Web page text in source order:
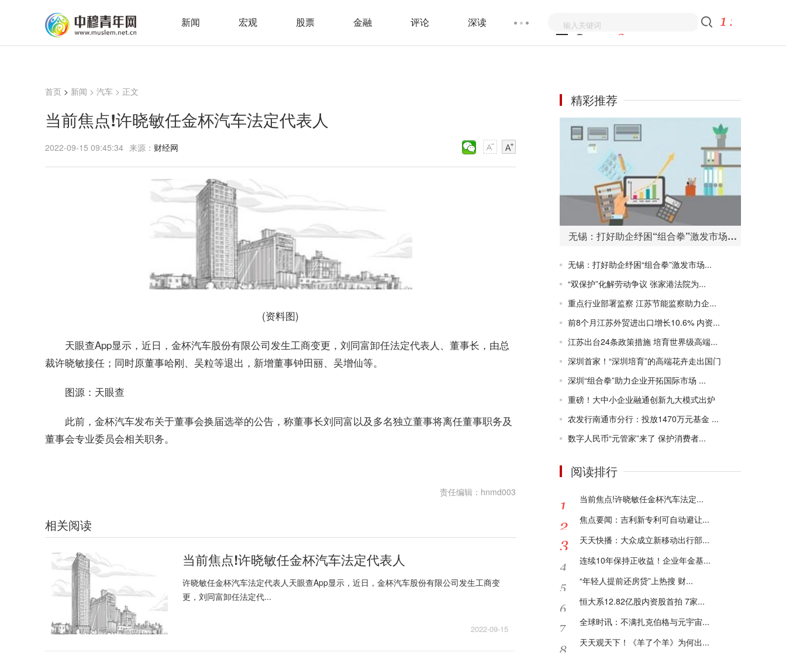
新闻 宏观 股票 金融 评论 深读
首页 > 新闻 > 汽车 > 正文
当前焦点!许晓敏任金杯汽车法定代表人
2022-09-15 09:45:34 来源： 财经网
(资料图)
天眼查App显示，近日，金杯汽车股份有限公司发生工商变更，刘同富卸任法定代表人、董事长，由总
裁许晓敏接任；同时原董事哈刚、吴粒等退出，新增董事钟田丽、吴增仙等。
图源：天眼查
此前，金杯汽车发布关于董事会换届选举的公告，称董事长刘同富以及多名独立董事将离任董事职务及
董事会专业委员会相关职务。
责任编辑：hnmd003
相关阅读
当前焦点!许晓敏任金杯汽车法定代表人
许晓敏任金杯汽车法定代表人天眼查App显示，近日，金杯汽车股份有限公司发生工商变
更，刘同富卸任法定代...
2022-09-15
精彩推荐
无锡：打好助企纾困“组合拳”激发市场主体活力
无锡：打好助企纾困“组合拳”激发市场...
“双保护”化解劳动争议 张家港法院为...
重点行业部署监察 江苏节能监察助力企...
前8个月江苏外贸进出口增长10.6% 内资...
江苏出台24条政策措施 培育世界级高端...
深圳首家！“深圳培育”的高端花卉走出国门
深圳“组合拳”助力企业开拓国际市场 ...
重磅！大中小企业融通创新九大模式出炉
农发行南通市分行：投放1470万元基金 ...
数字人民币“元管家”来了 保护消费者...
阅读排行
当前焦点!许晓敏任金杯汽车法定...
焦点要闻：吉利新专利可自动避让...
天天快播：大众成立新移动出行部...
连续10年保持正收益！企业年金基...
“年轻人提前还房贷”上热搜 财...
恒大系12.82亿股内资股首拍 7家...
全球时讯：不满扎克伯格与元宇宙...
天天观天下！《羊了个羊》为何出...